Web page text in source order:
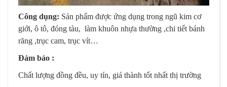
Công dụng: Sản phẩm được ứng dụng trong ngũ kim cơ
giới, ô tô, đóng tàu, làm khuôn nhựa thường ,chi tiết bánh
răng ,trục cam, trục vít…
Đảm bảo :
Chất lượng đồng đều, uy tín, giá thành tốt nhất thị trường